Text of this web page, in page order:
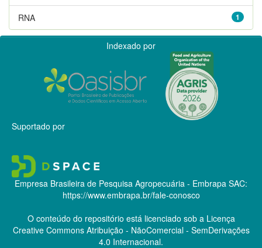
1
RNA
Indexado por
Suportado por
Empresa Brasileira de Pesquisa Agropecuária - Embrapa SAC:
https://www.embrapa.br/fale-conosco
O conteúdo do repositório está licenciado sob a Licença
Creative CommonsAtribuição - NãoComercial - SemDerivações
4.0 Internacional.